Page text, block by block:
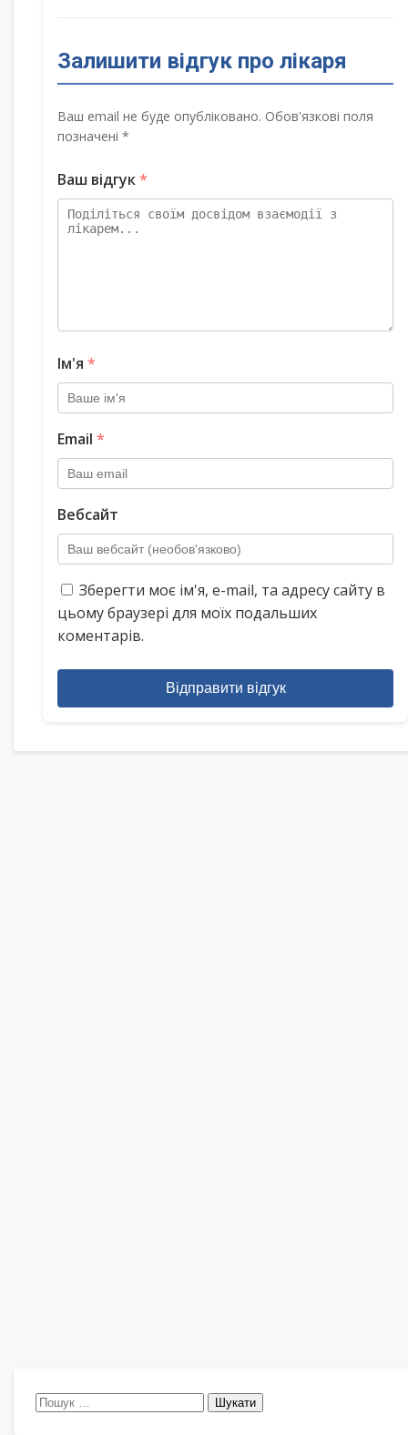
Залишити відгук про лікаря
Ваш email не буде опубліковано. Обов'язкові поля
позначені *
Ваш відгук*
Ім'я *
Email *
Вебсайт
Зберегти моє ім'я, e-mail, та адресу сайту в
цьому браузері для моїх подальших
коментарів.
Відправити відгук
Пошук: